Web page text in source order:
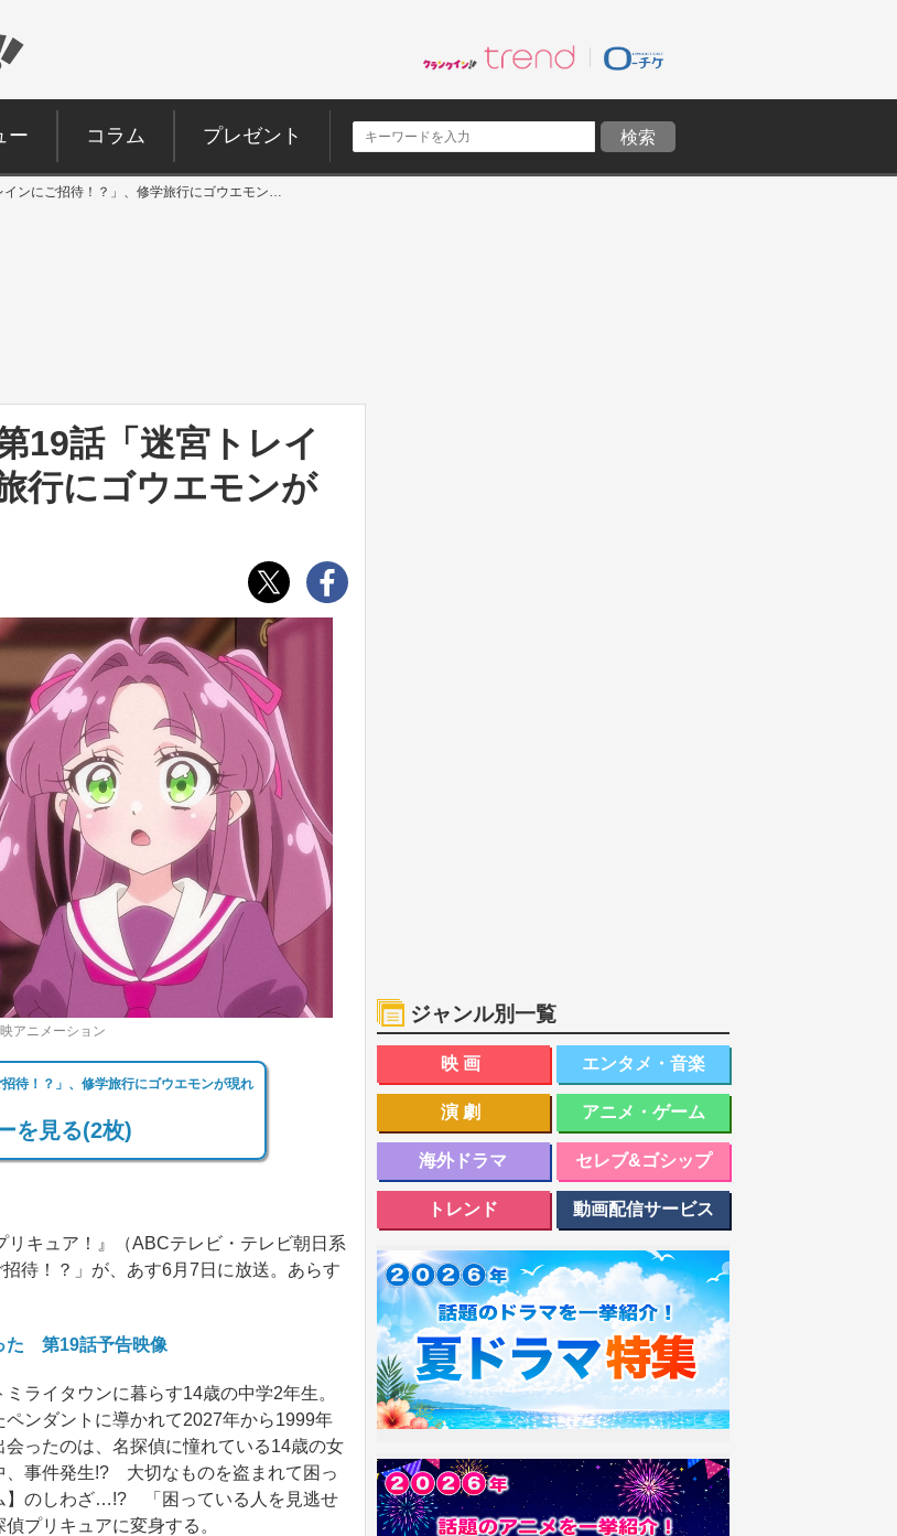
ー コラム プレゼント
インにご招待！？」、修学旅行にゴウエモン…
19話「迷宮トレイ
行にゴウエモンが
アニメーション
待！？」、修学旅行にゴウエモンが現れ
を見る(2枚)
キュア！』（ABCテレビ・テレビ朝日系
待！？」が、あす6月7日に放送。あらす
た 第19話予告映像
ライタウンに暮らす14歳の中学2年生。
ンダントに導かれて2027年から1999年
ったのは、名探偵に憧れている14歳の女
、事件発生!? 大切なものを盗まれて困っ
】のしわざ…!? 「困っている人を見逃せ
プリキュアに変身する。
ジャンル別一覧
映画 エンタメ・音楽
演劇 アニメ・ゲーム
海外ドラマ セレブ&ゴシップ
トレンド 動画配信サービス